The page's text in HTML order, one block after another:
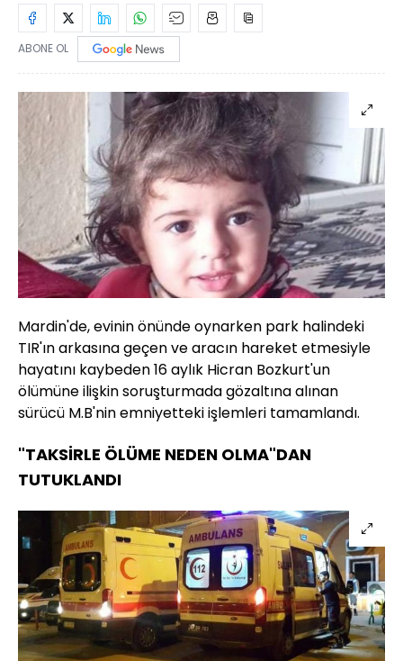
ABONE OL
Mardin'de, evinin önünde oynarken park halindeki
TIR'ın arkasına geçen ve aracın hareket etmesiyle
hayatını kaybeden 16 aylık Hicran Bozkurt'un
ölümüne ilişkin soruşturmada gözaltına alınan
sürücü M.B'nin emniyetteki işlemleri tamamlandı.
"TAKSİRLE ÖLÜME NEDEN OLMA"DAN
TUTUKLANDI